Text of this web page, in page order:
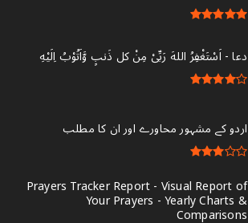
دعا - ‎اَسْتَغْفِرُ اللهَ رَبِّىْ مِنْ کل ذَنبٍ وَّاَتُوْبُ اِلَيْهِ
اردو کے مشہور محاورے اور ان کا مطلب
Prayers Tracker Report - Visual Report of
Your Prayers - Yearly Charts &
Comparisons